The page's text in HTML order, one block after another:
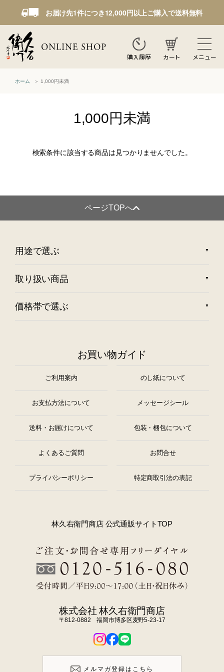
お届け先1件につき12,000円以上ご購入で送料無料
購入履歴 カート メニュー
ホーム 1,000円未満
1,000円未満
検索条件に該当する商品は見つかりませんでした。
ページTOPへ
用途で選ぶ
取り扱い商品
価格帯で選ぶ
お買い物ガイド
ご利用案内 のし紙について
お支払方法について メッセージシール
送料・お届けについて 包装・梱包について
よくあるご質問 お問合せ
プライバシーポリシー 特定商取引法の表記
林久右衛門商店 公式通販サイトTOP
株式会社 林久右衛門商店
〒812-0882 福岡市博多区麦野5-23-17
メルマガ登録はこちら